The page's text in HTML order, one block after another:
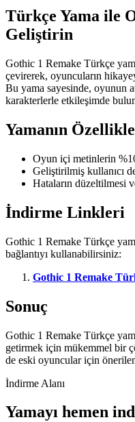
Türkçe Yama ile
Geliştirin
Gothic 1 Remake Türkçe
çevirerek, oyuncuların
Bu yama sayesinde, oyunun
karakterlerle etkileşimde
Yamanın
Oyun içi metinlerin
Geliştirilmiş kullanıcı
Hataların düzeltilmesi
İndirme Linkleri
Gothic 1 Remake Türkçe
bağlantıyı kullanabilirsiniz:
Gothic 1 Remake
Sonuç
Gothic 1 Remake Türkçe
getirmek için mükemmel bir
de eski oyuncular için
İndirme Alanı
Yamayı hemen